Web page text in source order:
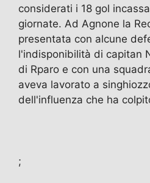
considerati i 18 gol
giornate. Ad Agnone la
presentata con alcune
l'indisponibilità di capitan
di Rparo e con una
aveva lavorato a
dell'influenza che ha
;